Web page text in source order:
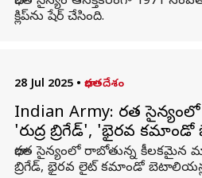
క్లిప్‌ను షేర్ చేసింది.
28 Jul 2025 • భారతదేశం
Indian Army: భారత
'రుద్ర బ్రిగేడ్', 'భైరవ
భారత సైన్యంలో రాబోతున్న కీలకమైన
బ్రిగేడ్‌, భైరవ లైట్‌ కమాండో